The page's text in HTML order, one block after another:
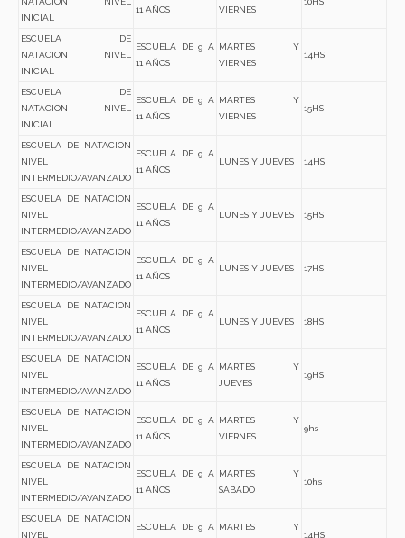
INICIAL
11 AÑOS
VIERNES
ESCUELA DE
NATACION NIVEL
INICIAL
ESCUELA DE 9 A
11 AÑOS
MARTES Y
VIERNES
14HS
ESCUELA DE
NATACION NIVEL
INICIAL
ESCUELA DE 9 A
11 AÑOS
MARTES Y
VIERNES
15HS
ESCUELA DE NATACION
NIVEL
INTERMEDIO/AVANZADO
ESCUELA DE 9 A
11 AÑOS
LUNES Y JUEVES 14HS
ESCUELA DE NATACION
NIVEL
INTERMEDIO/AVANZADO
ESCUELA DE 9 A
11 AÑOS
LUNES Y JUEVES 15HS
ESCUELA DE NATACION
NIVEL
INTERMEDIO/AVANZADO
ESCUELA DE 9 A
11 AÑOS
LUNES Y JUEVES 17HS
ESCUELA DE NATACION
NIVEL
INTERMEDIO/AVANZADO
ESCUELA DE 9 A
11 AÑOS
LUNES Y JUEVES 18HS
ESCUELA DE NATACION
NIVEL
INTERMEDIO/AVANZADO
ESCUELA DE 9 A
11 AÑOS
MARTES Y
JUEVES
19HS
ESCUELA DE NATACION
NIVEL
INTERMEDIO/AVANZADO
ESCUELA DE 9 A
11 AÑOS
MARTES Y
VIERNES
9hs
ESCUELA DE NATACION
NIVEL
INTERMEDIO/AVANZADO
ESCUELA DE 9 A
11 AÑOS
MARTES Y
SABADO
10hs
ESCUELA DE NATACION
NIVEL
ESCUELA DE 9 A
MARTES Y
14HS